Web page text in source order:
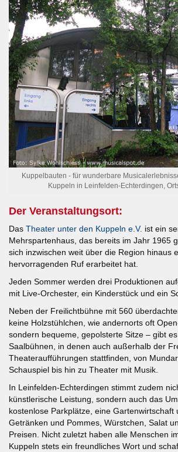
Kuppelbauten - für wunderbare
Kuppeln in Leinfelden-Echterdingen,
Der Veranstaltungsort:
Das Theater unter den Kuppeln e.V. ist ein
Mehrspartenhaus, das bereits im Jahr 1965
sich inzwischen weit über die Region hinaus
hervorragenden Ruf erarbeitet hat.
Jeden Sommer werden drei Produktionen
mit Live-Orchester, ein Kinderstück und ein
Neben der Freilichtbühne mit 560
keine Holzstühlchen, wie andernorts oft
sondern bequeme, gepolsterte Sitze – gibt
Saalbühnen, in denen auch außerhalb der
Theateraufführungen stattfinden, von
Schauspiel bis hin zu Theater mit Musik.
In Leinfelden-Echterdingen stimmt zudem
künstlerische Leistung, sondern auch das
kostenlose Parkplätze, eine Gartenwirtschaft
Getränken und Pommes, Würstchen, Salat
Preisen. Nicht zuletzt haben alle Menschen
Kuppeln stets ein freundliches Wort und